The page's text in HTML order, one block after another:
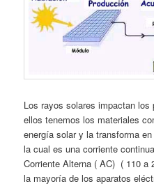
Los rayos solares impactan
ellos tenemos los materiales
energía solar y la transforma
la cual es una corriente
Corriente Alterna ( AC) ( 110 a
la mayoría de los aparatos